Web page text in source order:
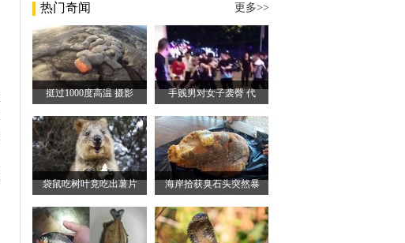
热门奇闻 更多>>
挺过1000度高温 摄影 手贱男对女子袭臀 代
袋鼠吃树叶竟吃出薯片 海岸拾获臭石头突然暴